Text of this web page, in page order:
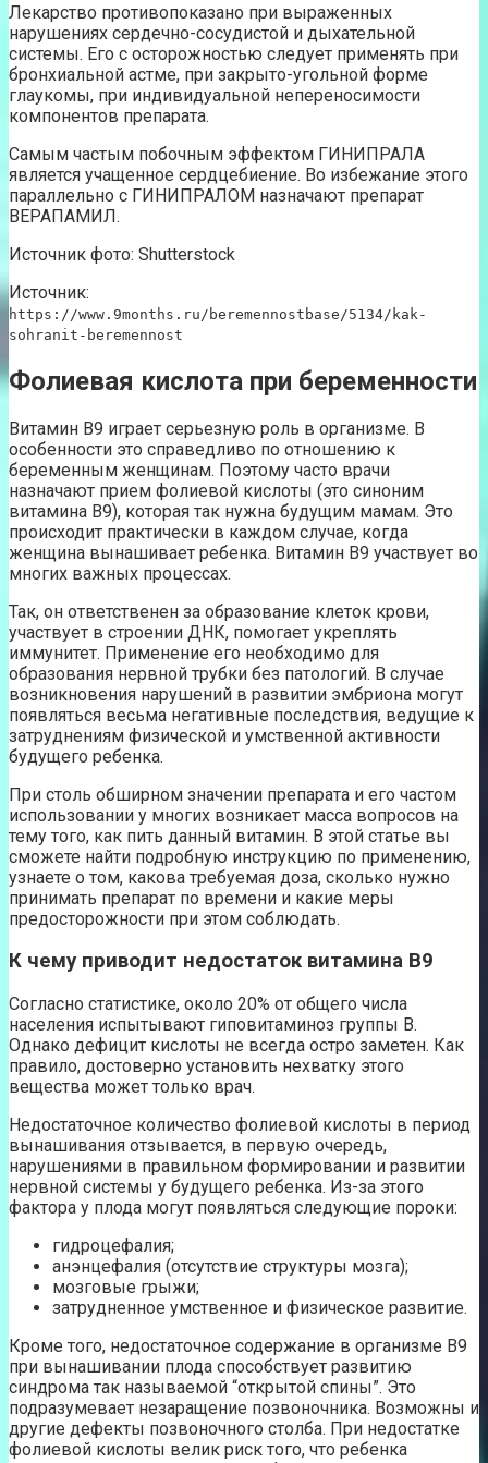
Лекарство противопоказано при выраженных
нарушениях сердечно-сосудистой и дыхательной
системы. Его с осторожностью следует применять при
бронхиальной астме, при закрыто-угольной форме
глаукомы, при индивидуальной непереносимости
компонентов препарата.
Самым частым побочным эффектом ГИНИПРАЛА
является учащенное сердцебиение. Во избежание этого
параллельно с ГИНИПРАЛОМ назначают препарат
ВЕРАПАМИЛ.
Источник фото: Shutterstock
Источник:
https://www.9months.ru/beremennostbase/5134/kak-
sohranit-beremennost
Фолиевая кислота при беременности
Витамин В9 играет серьезную роль в организме. В
особенности это справедливо по отношению к
беременным женщинам. Поэтому часто врачи
назначают прием фолиевой кислоты (это синоним
витамина В9), которая так нужна будущим мамам. Это
происходит практически в каждом случае, когда
женщина вынашивает ребенка. Витамин В9 участвует во
многих важных процессах.
Так, он ответственен за образование клеток крови,
участвует в строении ДНК, помогает укреплять
иммунитет. Применение его необходимо для
образования нервной трубки без патологий. В случае
возникновения нарушений в развитии эмбриона могут
появляться весьма негативные последствия, ведущие к
затруднениям физической и умственной активности
будущего ребенка.
При столь обширном значении препарата и его частом
использовании у многих возникает масса вопросов на
тему того, как пить данный витамин. В этой статье вы
сможете найти подробную инструкцию по применению,
узнаете о том, какова требуемая доза, сколько нужно
принимать препарат по времени и какие меры
предосторожности при этом соблюдать.
К чему приводит недостаток витамина В9
Согласно статистике, около 20% от общего числа
населения испытывают гиповитаминоз группы В.
Однако дефицит кислоты не всегда остро заметен. Как
правило, достоверно установить нехватку этого
вещества может только врач.
Недостаточное количество фолиевой кислоты в период
вынашивания отзывается, в первую очередь,
нарушениями в правильном формировании и развитии
нервной системы у будущего ребенка. Из-за этого
фактора у плода могут появляться следующие пороки:
гидроцефалия;
анэнцефалия (отсутствие структуры мозга);
мозговые грыжи;
затрудненное умственное и физическое развитие.
Кроме того, недостаточное содержание в организме В9
при вынашивании плода способствует развитию
синдрома так называемой “открытой спины”. Это
подразумевает незаращение позвоночника. Возможны и
другие дефекты позвоночного столба. При недостатке
фолиевой кислоты велик риск того, что ребенка